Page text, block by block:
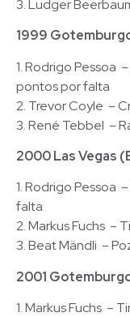
3. Ludger
1999
1. Rodrigo Pessoa
pontos por falta
2. Trevor Coyle –
3. René Tebbel –
2000 Las Vegas
1. Rodrigo Pessoa
falta
2. Markus Fuchs –
3. Beat Mändli –
2001
1. Markus Fuchs –